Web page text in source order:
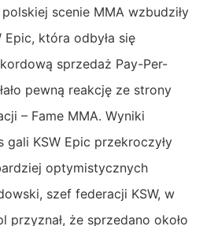
scenie MMA wzbudziły
Epic, która odbyła się
sprzedaż Pay-Per-
pewną reakcję ze strony
– Fame MMA. Wyniki
gali KSW Epic przekroczyły
optymistycznych
szef federacji KSW, w
przyznał, że sprzedano około